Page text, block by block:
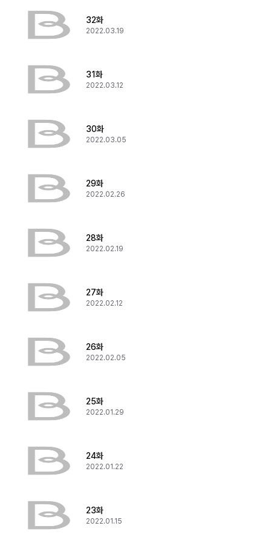
32화
2022.03.19
31화
2022.03.12
30화
2022.03.05
29화
2022.02.26
28화
2022.02.19
27화
2022.02.12
26화
2022.02.05
25화
2022.01.29
24화
2022.01.22
23화
2022.01.15